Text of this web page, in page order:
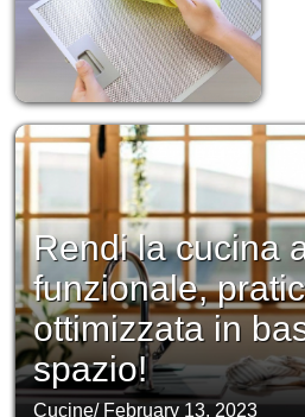
Rendi la cucina
funzionale,
ottimizzata in
spazio!
Cucine/ February 13, 2023